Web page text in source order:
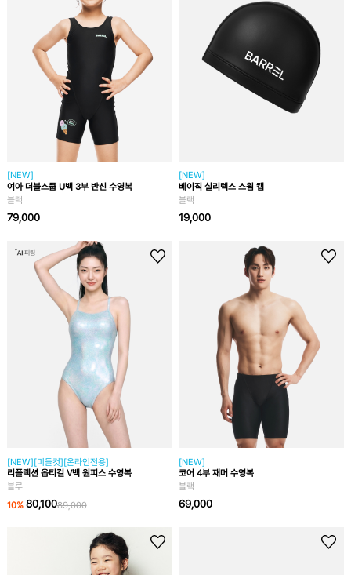
[NEW]
여아 더블스쿱 U백 3부 반신 수영복
블랙
79,000
[NEW]
베이직 실리텍스 스윔 캡
블랙
19,000
[NEW][미들컷][온라인전용]
리플렉션 옵티컬 V백 원피스 수영복
블루
10% 80,10089,000
[NEW]
코어 4부 재머 수영복
블랙
69,000